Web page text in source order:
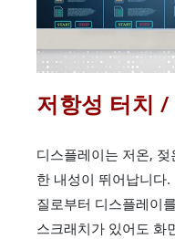
저항성 터치 /
디스플레이는 저온,
한 내성이 뛰어납니다
질로부터 디스플레이
스크래치가 있어도 화